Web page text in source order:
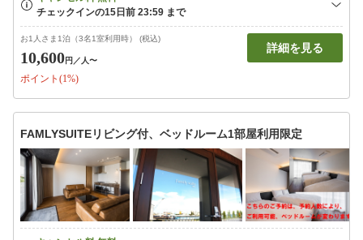
お1人さま1泊（3名1室利用時） (税込)
10,600円 ／人〜
ポイント(1%)
詳細を見る
FAMLYSUITEリビング付、ベッドルーム1部屋利用限定